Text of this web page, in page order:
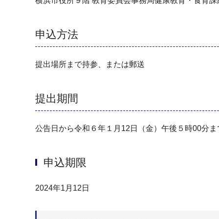
申込方法
提出場所まで持参、または郵送
提出期間
公告日から令和６年１月12日（金）午後５時00分ま
申込期限
2024年1月12日